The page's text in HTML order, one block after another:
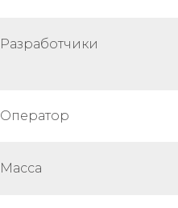
Разработчики
Оператор
Масса